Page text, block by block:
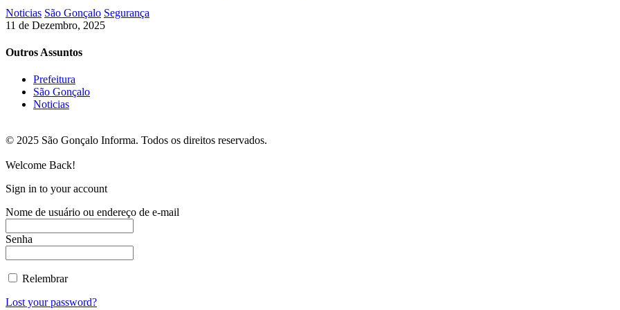
Noticias São Gonçalo Segurança
11 de Dezembro, 2025
Outros Assuntos
Prefeitura
São Gonçalo
Noticias
© 2025 São Gonçalo Informa. Todos os direitos reservados.
Welcome Back!
Sign in to your account
Nome de usuário ou endereço de e-mail
Senha
Relembrar
Lost your password?